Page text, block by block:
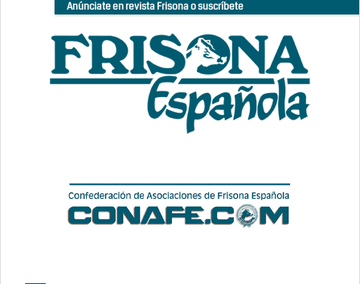
Anúnciate en revista Frisona o suscríbete